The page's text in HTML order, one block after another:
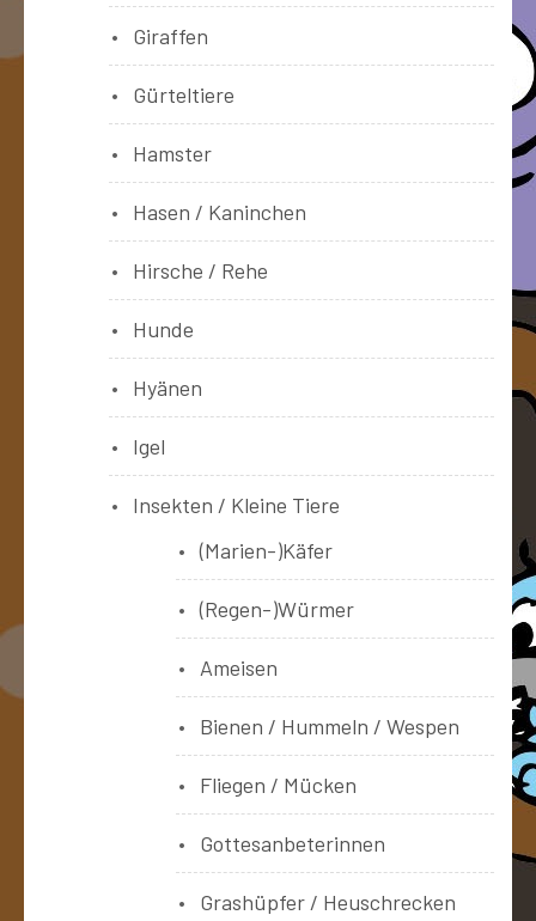
Giraffen
Gürteltiere
Hamster
Hasen / Kaninchen
Hirsche / Rehe
Hunde
Hyänen
Igel
Insekten / Kleine Tiere
(Marien-)Käfer
(Regen-)Würmer
Ameisen
Bienen / Hummeln / Wespen
Fliegen / Mücken
Gottesanbeterinnen
Grashüpfer / Heuschrecken